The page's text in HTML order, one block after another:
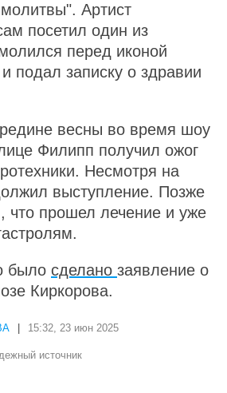
Артист
посетил один из
перед иконой
подал записку о здравии
весны во время шоу
Филипп получил ожог
Несмотря на
выступление. Позже
что прошел лечение и уже
было сделано заявление о
Киркорова.
15:32, 23 июн 2025
источник